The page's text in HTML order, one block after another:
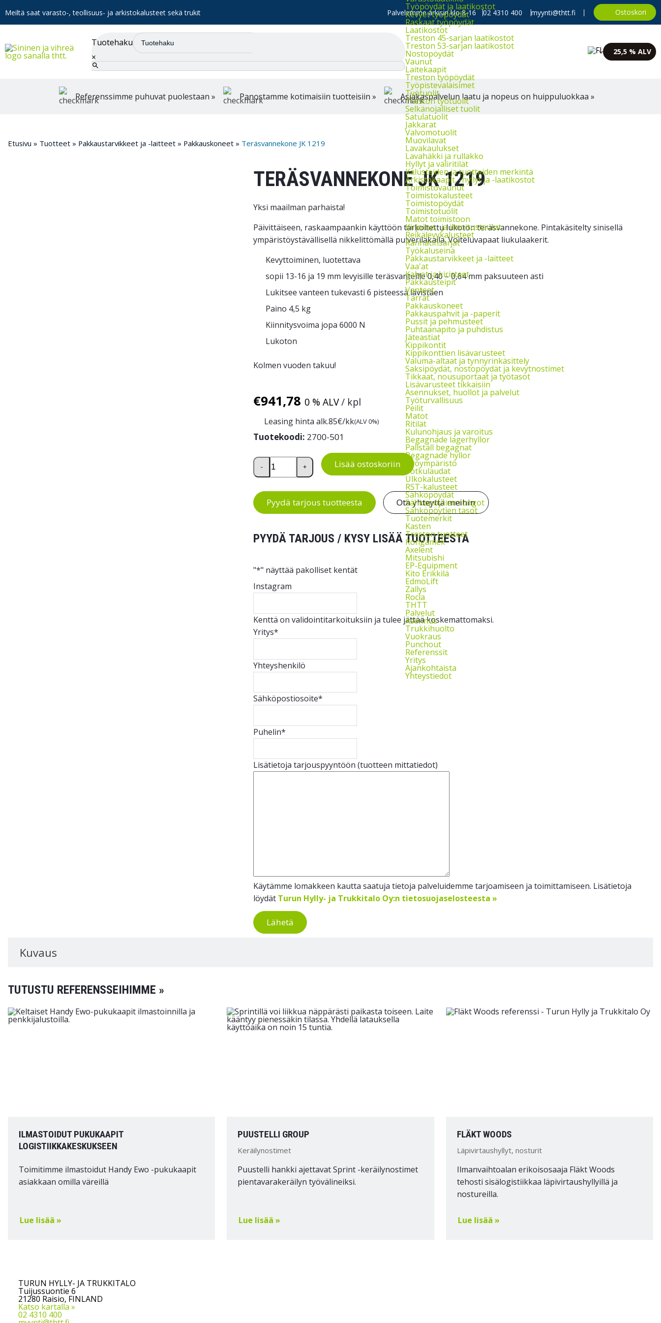
Meiltä saat varasto-, teollisuus- ja arkistokalusteet sekä trukit Palvelemme arkisin klo 8-16 02 4310 400 myynti@thtt.fi Ostoskori
Tuotehaku
×
Työpöydät ja laatikostot
Kevyet työpöydät
Raskaat työpöydät
Laatikostot
Treston 45-sarjan laatikostot
Treston 53-sarjan laatikostot
Nostopöydät
Vaunut
Laitekaapit
Treston työpöydät
Työpistevalaisimet
Työtuolit
Treston työtuolit
Selkänojalliset tuolit
Satulatuolit
Jakkarat
Valvomotuolit
Muovilavat
Lavakaulukset
Lavahäkki ja rullakko
Hyllyt ja väliritilät
Kalusteiden ja tuotteiden merkintä
Arkistokaapit, -hyllyt ja -laatikostot
Toimistovaunut
Toimistokalusteet
Toimistopöydät
Toimistotuolit
Matot toimistoon
Kirjoitus- ja ilmoitustaulut
Reikälevykalusteet
Kannatinsarjat
Työkaluseinä
Pakkaustarvikkeet ja -laitteet
Vaa'at
Kalvot ja kiristeet
Pakkausteipit
Vanteet
Tarrat
Pakkauskoneet
Pakkauspahvit ja -paperit
Pussit ja pehmusteet
Puhtaanapito ja puhdistus
Jäteastiat
Kippikontit
Kippikonttien lisävarusteet
Valuma-altaat ja tynnyrinkäsittely
Saksipöydät, nostopöydät ja kevytnostimet
Tikkaat, nousuportaat ja työtasot
Lisävarusteet tikkaisiin
Asennukset, huollot ja palvelut
Työturvallisuus
Peilit
Matot
Ritilät
Kulunohjaus ja varoitus
Begagnade lagerhyllor
Pallställ begagnat
Begagnade hyllor
Työympäristö
Potkulaudat
Ulkokalusteet
RST-kalusteet
Sähköpöydät
Sähköpöytien rungot
Sähköpöytien tasot
Tuotemerkit
Kasten
Treston tuotteet
Kongamek
Axelent
Mitsubishi
EP-Equipment
Kito Erikkilä
EdmoLift
Zallys
Rocla
THTT
Palvelut
Asennus
Trukkihuolto
Vuokraus
Punchout
Referenssit
Yritys
Ajankohtaista
Yhteystiedot
25,5 % ALV
Referenssimme puhuvat puolestaan » Panostamme kotimaisiin tuotteisiin » Asiakaspalvelun laatu ja nopeus on huippuluokkaa »
Etusivu » Tuotteet » Pakkaustarvikkeet ja -laitteet » Pakkauskoneet » Teräsvannekone JK 1219
TERÄSVANNEKONE JK 1219
Yksi maailman parhaista!
Päivittäiseen, raskaampaankin käyttöön tarkoitettu lukoton teräsvannekone. Pintakäsitelty sinisellä
ympäristöystävällisellä nikkelittömällä pulverilakalla. Voiteluvapaat liukulaakerit.
Kevyttoiminen, luotettava
sopii 13-16 ja 19 mm levyisille teräsvanteille 0,40 – 0,64 mm paksuuteen asti
Lukitsee vanteen tukevasti 6 pisteessä lävistäen
Paino 4,5 kg
Kiinnitysvoima jopa 6000 N
Lukoton
Kolmen vuoden takuu!
€941,78 0 % ALV/ kpl
Leasing hinta alk.85€/kk(ALV 0%)
Tuotekoodi: 2700-501
Teräsvannekone JK 1219 määrä
- + Lisää ostoskoriin
Pyydä tarjous tuotteesta Ota yhteyttä meihin
PYYDÄ TARJOUS / KYSY LISÄÄ TUOTTEESTA
"*" näyttää pakolliset kentät
Instagram
Kenttä on validointitarkoituksiin ja tulee jättää koskemattomaksi.
Yritys*
Yhteyshenkilö
Sähköpostiosoite*
Puhelin*
Lisätietoja tarjouspyyntöön (tuotteen mittatiedot)
Käytämme lomakkeen kautta saatuja tietoja palveluidemme tarjoamiseen ja toimittamiseen. Lisätietoja
löydät Turun Hylly- ja Trukkitalo Oy:n tietosuojaselosteesta »
Lähetä
Kuvaus
TUTUSTU REFERENSSEIHIMME »
ILMASTOIDUT PUKUKAAPIT
LOGISTIIKKAKESKUKSEEN
Toimitimme ilmastoidut Handy Ewo -pukukaapit
asiakkaan omilla väreillä
Lue lisää »
PUUSTELLI GROUP
Keräilynostimet
Puustelli hankki ajettavat Sprint -keräilynostimet
pientavarakeräilyn työvälineiksi.
Lue lisää »
FLÄKT WOODS
Läpivirtaushyllyt, nosturit
Ilmanvaihtoalan erikoisosaaja Fläkt Woods
tehosti sisälogistiikkaa läpivirtaushyllyillä ja
nostureilla.
Lue lisää »
TURUN HYLLY- JA TRUKKITALO
Tuijussuontie 6
21280 Raisio, FINLAND
Katso kartalla »
02 4310 400